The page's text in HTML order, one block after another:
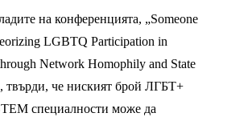
на конференцията, „Someone
LGBTQ Participation in
Network Homophily and State
твърди, че ниският брой ЛГБТ+
специалности може да